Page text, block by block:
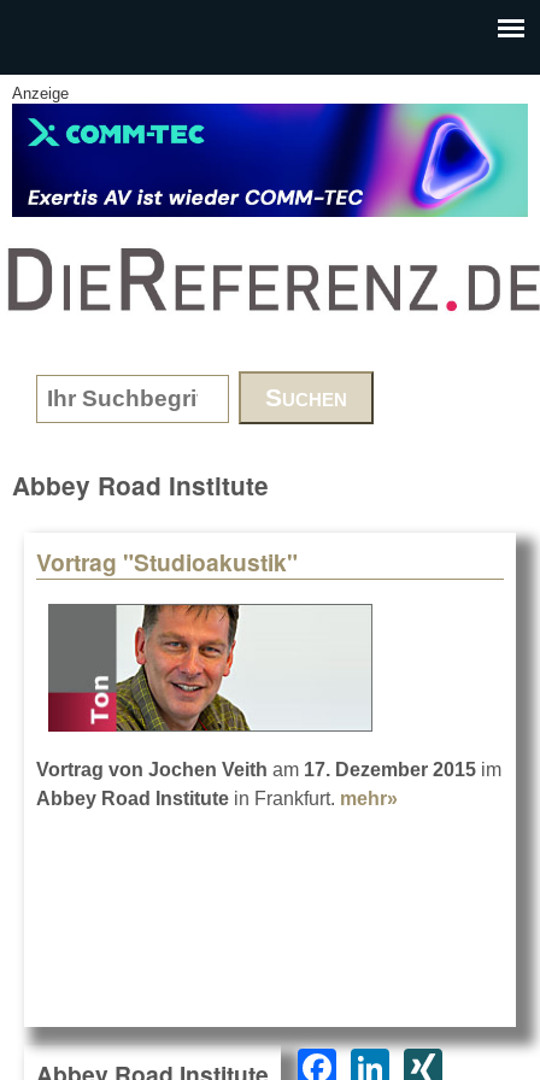
Anzeige
www.DieReferenz.de
Search form
Abbey Road Institute
Vortrag "Studioakustik"
Vortrag von Jochen Veith am 17. Dezember 2015 im
Abbey Road Institute in Frankfurt. mehr»
F
Li XI